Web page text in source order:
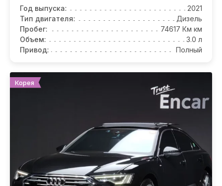
Год выпуска:
2021
Тип двигателя:
Дизель
Пробег:
74617 Км км
Объем:
3.0 л
Привод:
Полный
Корея